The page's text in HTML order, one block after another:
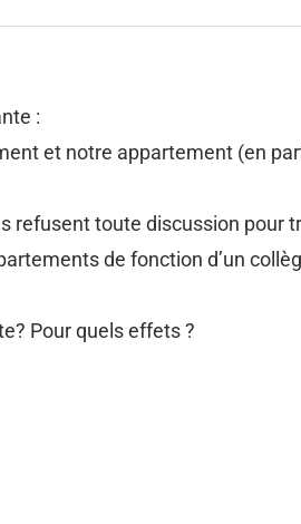
:
et notre appartement (en
refusent toute discussion pour
de fonction d’un
Pour quels effets ?